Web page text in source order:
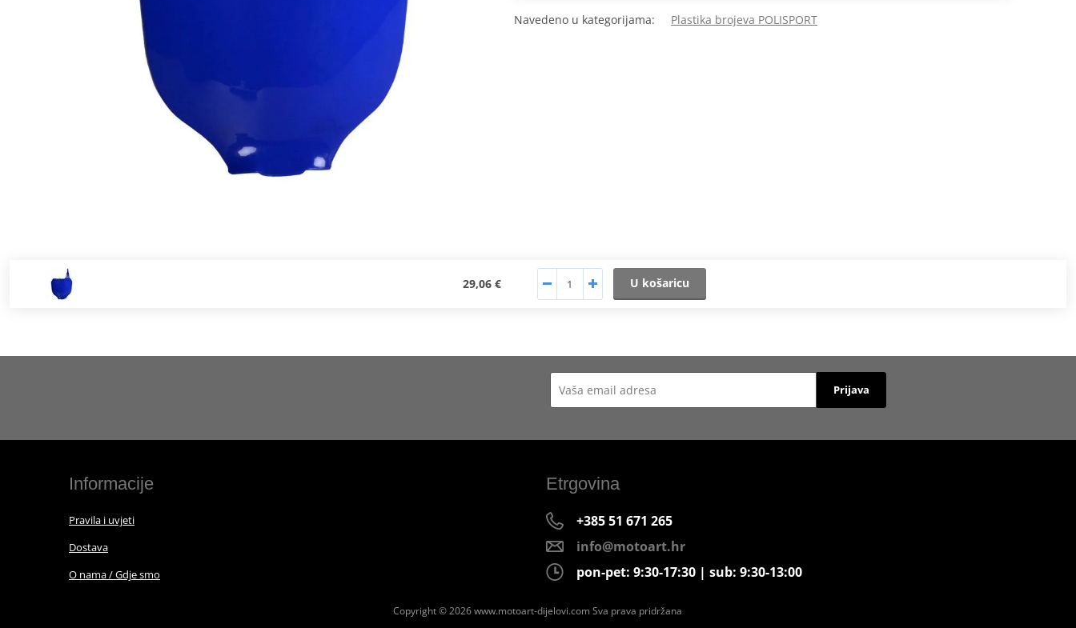
Navedeno u kategorijama: Plastika brojeva POLISPORT
29,06 € U košaricu
Prijava
Informacije
Pravila i uvjeti
Dostava
O nama / Gdje smo
Etrgovina
+385 51 671 265
info@motoart.hr
pon-pet: 9:30-17:30 | sub: 9:30-13:00
Copyright © 2026 www.motoart-dijelovi.com Sva prava pridržana